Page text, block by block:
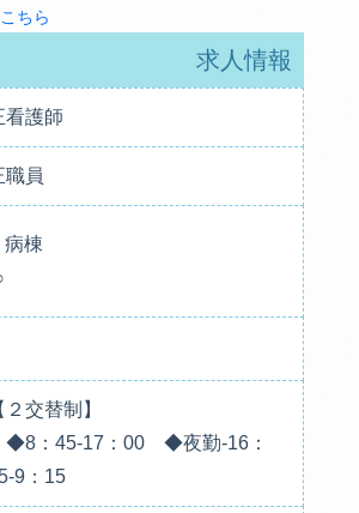
ちら
求人情報
看護師
職員
病棟
２交替制】
：45-17：00 ◆夜勤-16：
9：15